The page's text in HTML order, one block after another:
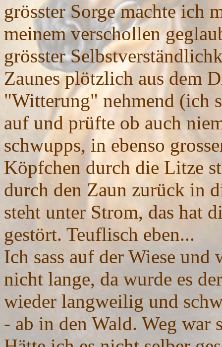
grösster Sorge machte ich
meinem verschollen
grösster
Zaunes plötzlich aus dem
"Witterung" nehmend (ich
auf und prüfte ob auch
schwupps, in ebenso
Köpfchen durch die Litze
durch den Zaun zurück in
steht unter Strom, das hat
gestört. Teuflisch eben...
Ich sass auf der Wiese und
nicht lange, da wurde es
wieder langweilig und
- ab in den Wald. Weg war